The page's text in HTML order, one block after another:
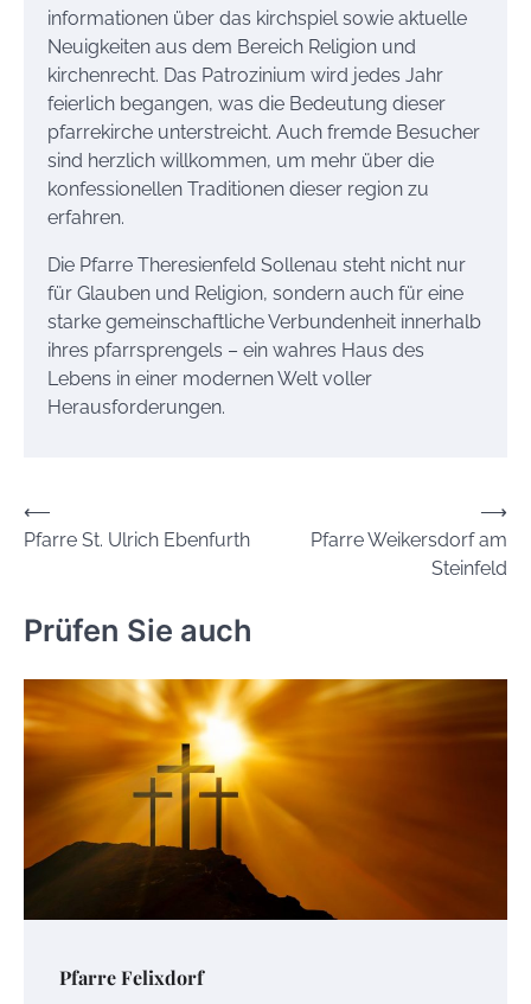
informationen über das kirchspiel sowie aktuelle
Neuigkeiten aus dem Bereich Religion und
kirchenrecht. Das Patrozinium wird jedes Jahr
feierlich begangen, was die Bedeutung dieser
pfarrekirche unterstreicht. Auch fremde Besucher
sind herzlich willkommen, um mehr über die
konfessionellen Traditionen dieser region zu
erfahren.
Die Pfarre Theresienfeld Sollenau steht nicht nur
für Glauben und Religion, sondern auch für eine
starke gemeinschaftliche Verbundenheit innerhalb
ihres pfarrsprengels – ein wahres Haus des
Lebens in einer modernen Welt voller
Herausforderungen.
Beitrags-
Navigation
⟵
Pfarre St. Ulrich Ebenfurth
Pfarre Weikersdorf am
Steinfeld
⟶
Prüfen Sie auch
Pfarre Felixdorf